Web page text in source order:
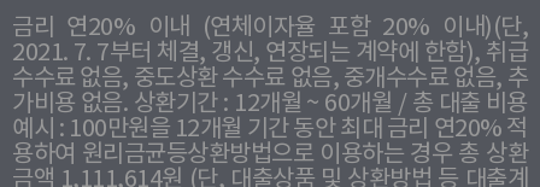
금리 연20% 이내 (연체이자율 포함 20% 이내)(단,
2021. 7. 7부터 체결, 갱신, 연장되는 계약에 한함), 취급
수수료 없음, 중도상환 수수료 없음, 중개수수료 없음, 추
가비용 없음. 상환기간 : 12개월 ~ 60개월 / 총 대출 비용
예시 : 100만원을 12개월 기간 동안 최대 금리 연20% 적
용하여 원리금균등상환방법으로 이용하는 경우 총 상환
금액 1,111,614원 (단, 대출상품 및 상환방법 등 대출계